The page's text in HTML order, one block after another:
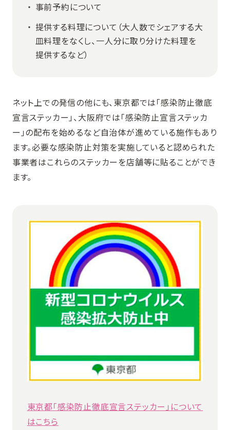
事前予約について
提供する料理について（大人数でシェアする大
皿料理をなくし、一人分に取り分けた料理を
提供するなど）
ネット上での発信の他にも、東京都では「感染防止徹底
宣言ステッカー」、大阪府では「感染防止宣言ステッカ
ー」の配布を始めるなど自治体が進めている施作もあり
ます。必要な感染防止対策を実施していると認められた
事業者はこれらのステッカーを店舗等に貼ることができ
ます。
東京都「感染防止徹底宣言ステッカー」について
はこちら